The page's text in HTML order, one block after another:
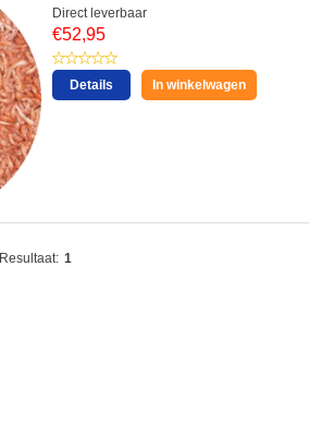
Direct leverbaar
€52,95
Details In winkelwagen
Resultaat: 1